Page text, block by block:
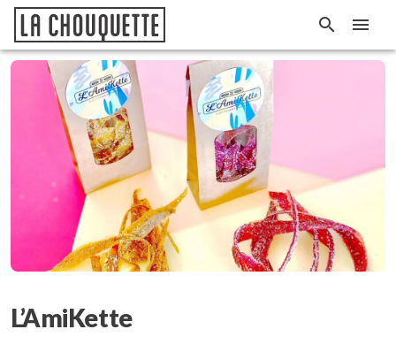
L’AmiKette